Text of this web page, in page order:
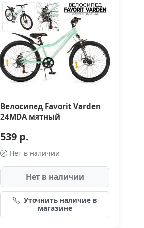
Велосипед Favorit Varden
24MDА мятный
539 р.
Нет в наличии
Нет в наличии
Уточнить наличие в
магазине